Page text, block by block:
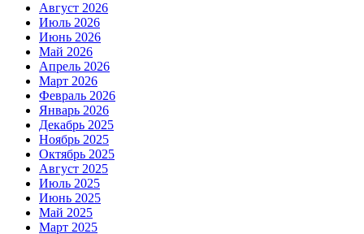
Август 2026
Июль 2026
Июнь 2026
Май 2026
Апрель 2026
Март 2026
Февраль 2026
Январь 2026
Декабрь 2025
Ноябрь 2025
Октябрь 2025
Август 2025
Июль 2025
Июнь 2025
Май 2025
Март 2025